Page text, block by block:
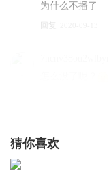
为什么不播了
回复
怎么不播了
猜你喜欢